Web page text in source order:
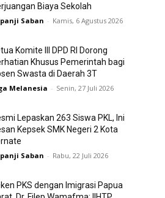
Biaya Sekolah
Saban - Kamis, 6 Agustus 2026
Komite III DPD RI Dorong
Khusus Pemerintah bagi
Swasta di Daerah 3T
Melanesia - Senin, 27 Juli 2026
Lepaskan 263 Siswa PKL, Ini
Kepsek SMK Negeri 2 Kota
Saban - Rabu, 22 Juli 2026
PKS dengan Imigrasi Papua